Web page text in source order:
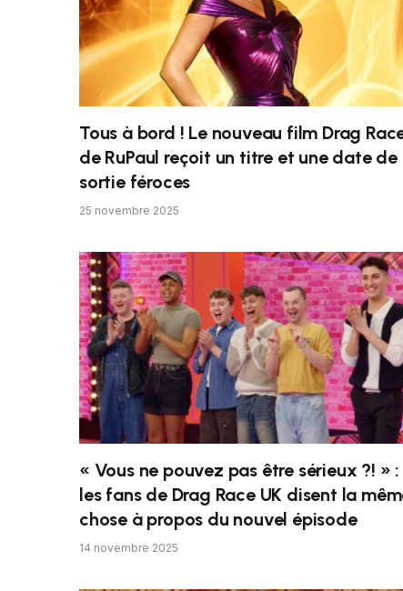
Tous à bord ! Le nouveau film Drag
de RuPaul reçoit un titre et une date de
sortie féroces
25 novembre 2025
« Vous ne pouvez pas être sérieux ?! » :
les fans de Drag Race UK disent la
chose à propos du nouvel épisode
14 novembre 2025